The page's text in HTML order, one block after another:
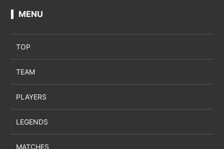
MENU
TOP
TEAM
PLAYERS
LEGENDS
MATCHES